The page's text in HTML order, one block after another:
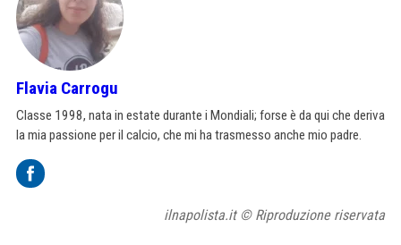
Flavia Carrogu
Classe 1998, nata in estate durante i Mondiali; forse è da qui che deriva
la mia passione per il calcio, che mi ha trasmesso anche mio padre.
ilnapolista.it © Riproduzione riservata